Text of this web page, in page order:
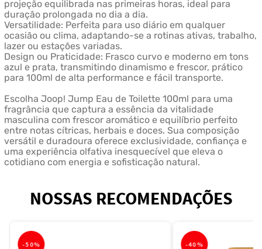
projeção equilibrada nas primeiras horas, ideal para
duração prolongada no dia a dia.
Versatilidade: Perfeita para uso diário em qualquer
ocasião ou clima, adaptando-se a rotinas ativas, trabalho,
lazer ou estações variadas.
Design ou Praticidade: Frasco curvo e moderno em tons
azul e prata, transmitindo dinamismo e frescor, prático
para 100ml de alta performance e fácil transporte.
Escolha Joop! Jump Eau de Toilette 100ml para uma
fragrância que captura a essência da vitalidade
masculina com frescor aromático e equilíbrio perfeito
entre notas cítricas, herbais e doces. Sua composição
versátil e duradoura oferece exclusividade, confiança e
uma experiência olfativa inesquecível que eleva o
cotidiano com energia e sofisticação natural.
NOSSAS RECOMENDAÇÕES
-50% -40%